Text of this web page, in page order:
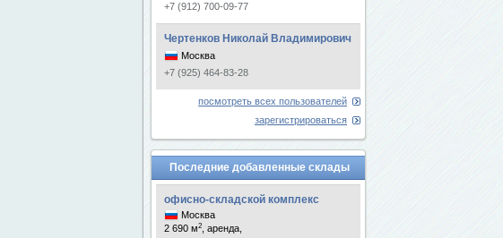
+7 (912) 700-09-77
Чертенков Николай Владимирович
Москва
+7 (925) 464-83-28
посмотреть всех пользователей
зарегистрироваться
Последние добавленные склады
офисно-складской комплекс
Москва
2 690 м2
, аренда,